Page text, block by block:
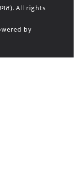
. All rights
by